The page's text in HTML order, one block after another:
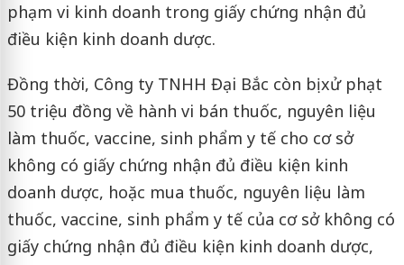
phạm vi kinh doanh trong giấy chứng nhận đủ
điều kiện kinh doanh dược.
Đồng thời, Công ty TNHH Đại Bắc còn bị xử phạt
50 triệu đồng về hành vi bán thuốc, nguyên liệu
làm thuốc, vaccine, sinh phẩm y tế cho cơ sở
không có giấy chứng nhận đủ điều kiện kinh
doanh dược, hoặc mua thuốc, nguyên liệu làm
thuốc, vaccine, sinh phẩm y tế của cơ sở không có
giấy chứng nhận đủ điều kiện kinh doanh dược,